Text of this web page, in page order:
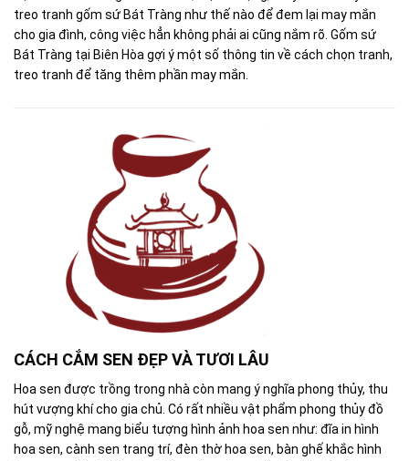
treo tranh gốm sứ Bát Tràng như thế nào để đem lại may mắn
cho gia đình, công việc hẳn không phải ai cũng nắm rõ. Gốm sứ
Bát Tràng tại Biên Hòa gợi ý một số thông tin về cách chọn tranh,
treo tranh để tăng thêm phần may mắn.
CÁCH CẮM SEN ĐẸP VÀ TƯƠI LÂU
Hoa sen được trồng trong nhà còn mang ý nghĩa phong thủy, thu
hút vượng khí cho gia chủ. Có rất nhiều vật phẩm phong thủy đồ
gỗ, mỹ nghệ mang biểu tượng hình ảnh hoa sen như: đĩa in hình
hoa sen, cành sen trang trí, đèn thờ hoa sen, bàn ghế khắc hình